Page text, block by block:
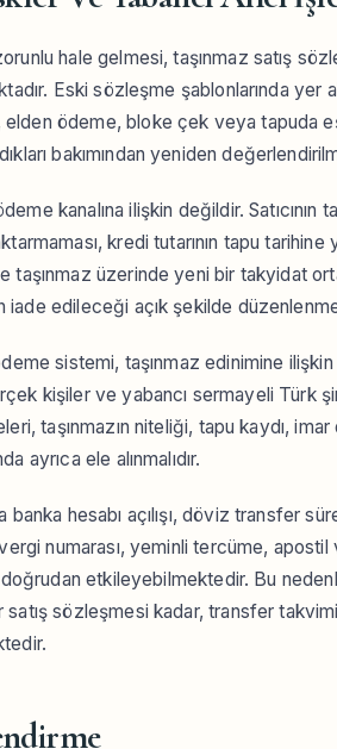
hale gelmesi, taşınmaz satış
Eski sözleşme şablonlarında yer
ödeme, bloke çek veya tapuda
bakımından yeniden
kanalına ilişkin değildir. Satıcının
kredi tutarının tapu
taşınmaz üzerinde yeni bir takyidat
edileceği açık şekilde
ödeme sistemi, taşınmaz edinimine
kişiler ve yabancı sermayeli Türk
taşınmazın niteliği, tapu kaydı,
ayrıca ele alınmalıdır.
banka hesabı açılışı, döviz transfer
numarası, yeminli tercüme,
etkileyebilmektedir. Bu nedenle
sözleşmesi kadar, transfer